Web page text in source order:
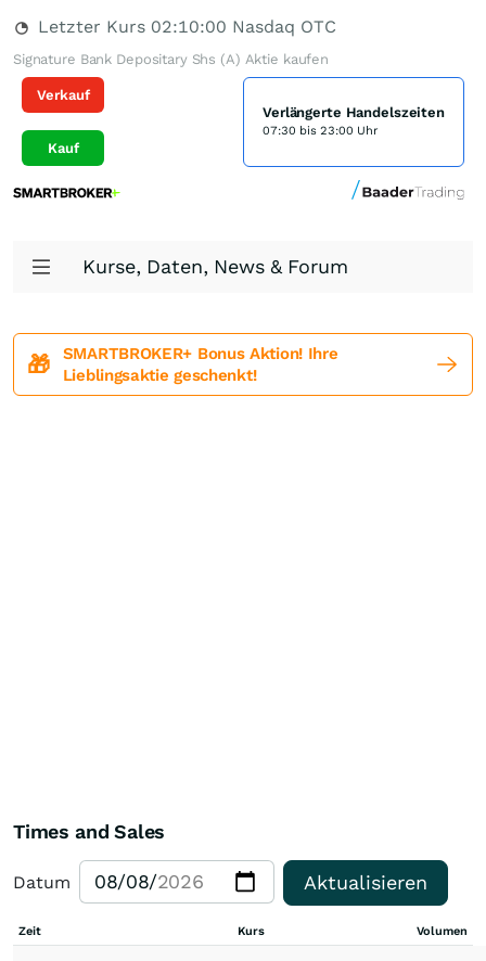
Letzter Kurs 02:10:00 Nasdaq OTC
Signature Bank Depositary Shs (A) Aktie kaufen
Verkauf
Kauf
Verlängerte Handelszeiten
07:30 bis 23:00 Uhr
Kurse, Daten, News & Forum
🎁
SMARTBROKER+ Bonus Aktion! Ihre
Lieblingsaktie geschenkt!
Times and Sales
Datum Aktualisieren
Zeit Kurs Volumen